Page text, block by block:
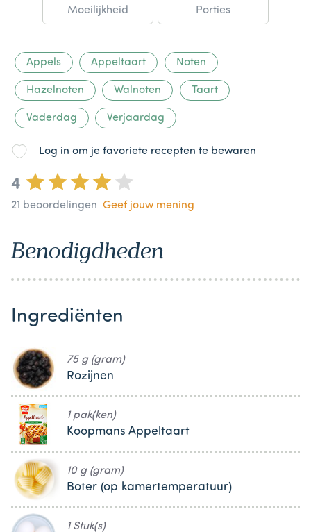
Moeilijkheid Porties
Appels Appeltaart Noten
Hazelnoten Walnoten Taart
Vaderdag Verjaardag
Log in om je favoriete recepten te bewaren
4
21 beoordelingen Geef jouw mening
Benodigdheden
Ingrediënten
75 g (gram)
Rozijnen
1 pak(ken)
Koopmans Appeltaart
10 g (gram)
Boter (op kamertemperatuur)
1 Stuk(s)